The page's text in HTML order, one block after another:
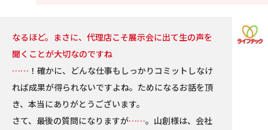
なるほど。まさに、代理店こそ展示会に出て生の声を
聞くことが大切なのですね
…… ！確かに、どんな仕事もしっかりコミットしなけ
れば成果が得られないですよね。ためになるお話を頂
き、本当にありがとうございます。
さて、最後の質問になりますが……。山創様は、会社